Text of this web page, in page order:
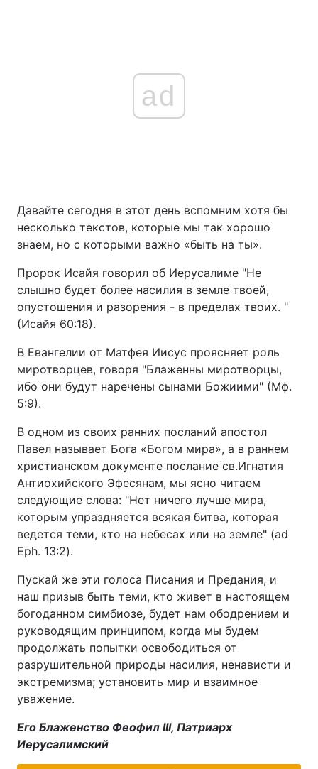
ad
Давайте сегодня в этот день вспомним хотя бы
несколько текстов, которые мы так хорошо
знаем, но с которыми важно «быть на ты».
Пророк Исайя говорил об Иерусалиме "Не
слышно будет более насилия в земле твоей,
опустошения и разорения - в пределах твоих. "
(Исайя 60:18).
В Евангелии от Матфея Иисус проясняет роль
миротворцев, говоря "Блаженны миротворцы,
ибо они будут наречены сынами Божиими" (Мф.
5:9).
В одном из своих ранних посланий апостол
Павел называет Бога «Богом мира», а в раннем
христианском документе послание св.Игнатия
Антиохийского Эфесянам, мы ясно читаем
следующие слова: "Нет ничего лучше мира,
которым упраздняется всякая битва, которая
ведется теми, кто на небесах или на земле" (ad
Eph. 13:2).
Пускай же эти голоса Писания и Предания, и
наш призыв быть теми, кто живет в настоящем
богоданном симбиозе, будет нам ободрением и
руководящим принципом, когда мы будем
продолжать попытки освободиться от
разрушительной природы насилия, ненависти и
экстремизма; установить мир и взаимное
уважение.
Его Блаженство Феофил III, Патриарх
Иерусалимский